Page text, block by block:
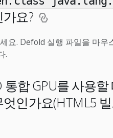
요?
요. Defold 실행 파일을 마우
.
합 GPU를 사용
인가요(HTML5